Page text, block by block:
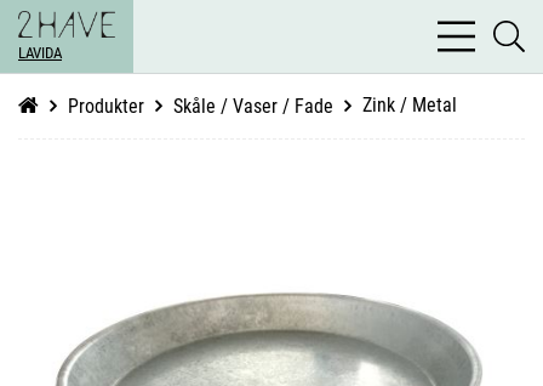
LAVIDA
bars
light
Produkter Skåle / Vaser / Fade Zink / Metal